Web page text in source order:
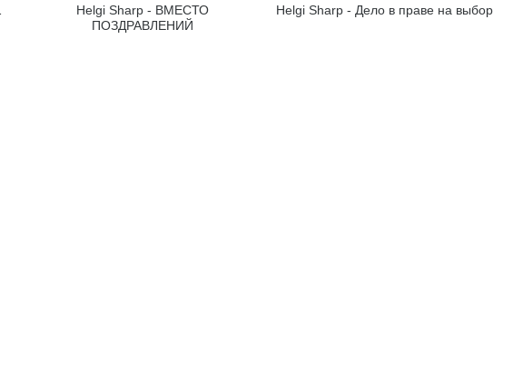
Helgi Sharp - ВМЕСТО
ПОЗДРАВЛЕНИЙ
Helgi Sharp - Дело в праве на выбор